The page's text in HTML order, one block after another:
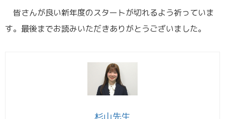
皆さんが良い新年度のスタートが切れるよう祈っていま
す。最後までお読みいただきありがとうございました。